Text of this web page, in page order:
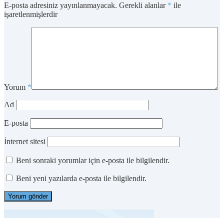
E-posta adresiniz yayınlanmayacak. Gerekli alanlar * ile
işaretlenmişlerdir
Yorum *
Ad
E-posta
İnternet sitesi
Beni sonraki yorumlar için e-posta ile bilgilendir.
Beni yeni yazılarda e-posta ile bilgilendir.